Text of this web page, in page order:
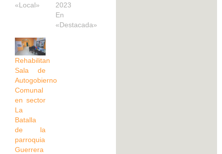
«Local»
2023
En
«Destacada»
Rehabilitan
Sala de
Autogobierno
Comunal
en sector
La
Batalla
de la
parroquia
Guerrera